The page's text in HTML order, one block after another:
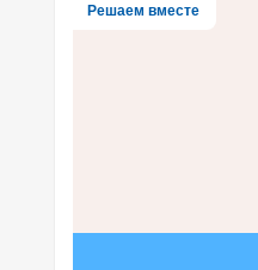
Решаем вместе